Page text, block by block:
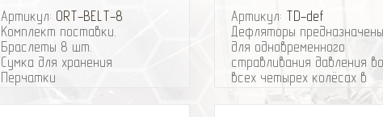
Артикул: ORT-BELT-8
Комплект поставки.
Браслеты 8 шт.
Сумка для хранения
Перчатки
Артикул: TD-def
Дефляторы предназначены
для одновременного
стравливания давления во
всех четырех колёсах в
диапазоне от 0,4 до 2 бар.
Стравливание происходит